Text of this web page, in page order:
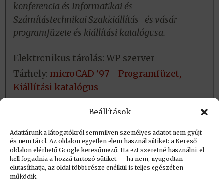
Beállítások
Adattárunk a látogatókról semmilyen személyes adatot nem gyűjt
és nem tárol. Az oldalon egyetlen elem használ sütiket: a Kereső
oldalon elérhető Google keresőmező. Ha ezt szeretné használni, el
kell fogadnia a hozzá tartozó sütiket — ha nem, nyugodtan
elutasíthatja, az oldal többi része enélkül is teljes egészében
működik.
konferencia és Informatikai és
Számítástechnikai Szakkiállítás- és vásár
programfüzete és kiállítási katalógusa.
Elektronikus tárolás: WP szerver
Tárhely: microCAD ’97 - Programfüzet,
Kiállítási katalógus
Helye: NJSZT
Létrehozva: 2024.10.01. 14:16
Utolsó módosítás: 2024.10.01. 14:16